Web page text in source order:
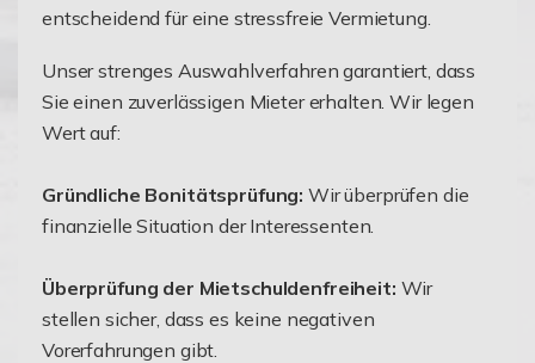
entscheidend für eine stressfreie Vermietung.
Unser strenges Auswahlverfahren garantiert, dass
Sie einen zuverlässigen Mieter erhalten. Wir legen
Wert auf:
Gründliche Bonitätsprüfung: Wir überprüfen die
finanzielle Situation der Interessenten.
Überprüfung der Mietschuldenfreiheit: Wir
stellen sicher, dass es keine negativen
Vorerfahrungen gibt.